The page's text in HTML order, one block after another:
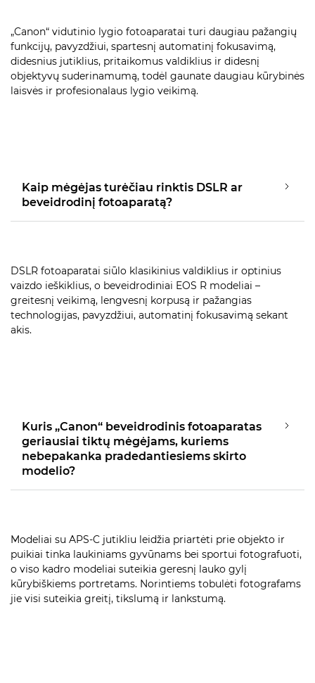
„Canon“ vidutinio lygio fotoaparatai turi daugiau pažangių
funkcijų, pavyzdžiui, spartesnį automatinį fokusavimą,
didesnius jutiklius, pritaikomus valdiklius ir didesnį
objektyvų suderinamumą, todėl gaunate daugiau kūrybinės
laisvės ir profesionalaus lygio veikimą.
Kaip mėgėjas turėčiau rinktis DSLR ar
beveidrodinį fotoaparatą?
DSLR fotoaparatai siūlo klasikinius valdiklius ir optinius
vaizdo ieškiklius, o beveidrodiniai EOS R modeliai –
greitesnį veikimą, lengvesnį korpusą ir pažangias
technologijas, pavyzdžiui, automatinį fokusavimą sekant
akis.
Kuris „Canon“ beveidrodinis fotoaparatas
geriausiai tiktų mėgėjams, kuriems
nebepakanka pradedantiesiems skirto
modelio?
Modeliai su APS-C jutikliu leidžia priartėti prie objekto ir
puikiai tinka laukiniams gyvūnams bei sportui fotografuoti,
o viso kadro modeliai suteikia geresnį lauko gylį
kūrybiškiems portretams. Norintiems tobulėti fotografams
jie visi suteikia greitį, tikslumą ir lankstumą.